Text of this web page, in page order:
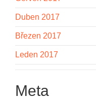
Duben 2017
Březen 2017
Leden 2017
Meta